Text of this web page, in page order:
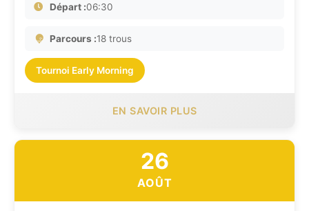
Départ :06:30
Parcours :18 trous
Tournoi Early Morning
EN SAVOIR PLUS
26
AOÛT